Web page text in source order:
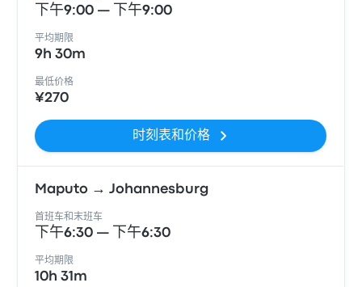
下午9:00 — 下午9:00
平均期限
9h 30m
最低价格
¥270
时刻表和价格
Maputo → Johannesburg
首班车和末班车
下午6:30 — 下午6:30
平均期限
10h 31m